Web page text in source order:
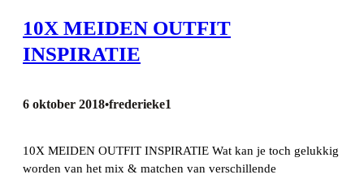
10X MEIDEN OUTFIT
INSPIRATIE
6 oktober 2018•frederieke1
10X MEIDEN OUTFIT INSPIRATIE Wat kan je toch gelukkig
worden van het mix & matchen van verschillende